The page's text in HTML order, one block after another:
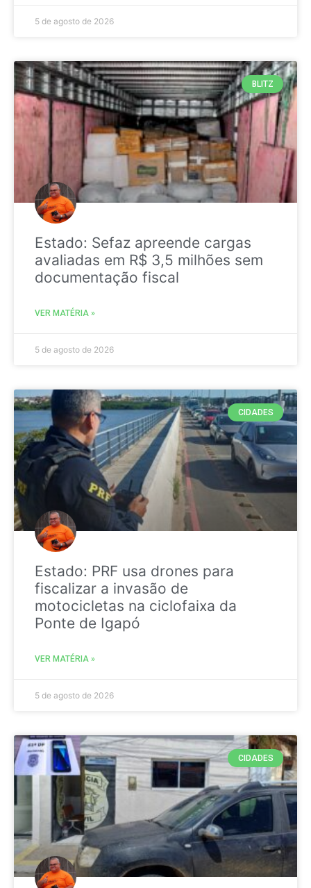
5 de agosto de 2026
BLITZ
Estado: Sefaz apreende cargas
avaliadas em R$ 3,5 milhões sem
documentação fiscal
VER MATÉRIA »
5 de agosto de 2026
CIDADES
Estado: PRF usa drones para
fiscalizar a invasão de
motocicletas na ciclofaixa da
Ponte de Igapó
VER MATÉRIA »
5 de agosto de 2026
CIDADES